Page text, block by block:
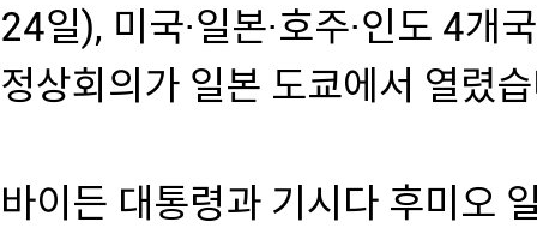
24일), 미국·일본·호주·인도 4개
정상회의가 일본 도쿄에서 열렸
바이든 대통령과 기시다 후미오